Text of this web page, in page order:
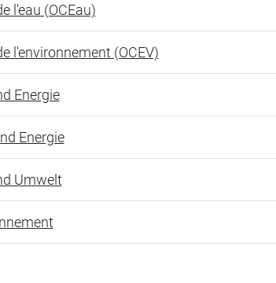
l'eau (OCEau)
l'environnement (OCEV)
Energie
Energie
Umwelt